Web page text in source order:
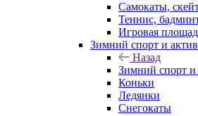
Самокаты,
Теннис,
Игровая
Зимний спорт и
Назад
Зимний спорт
Коньки
Ледянки
Снегокаты